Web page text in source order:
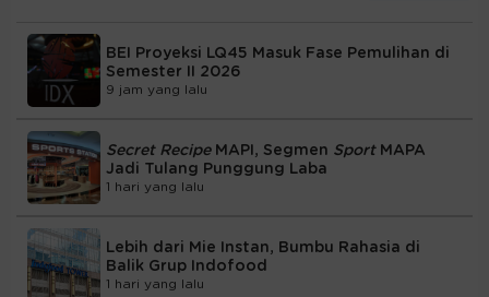
BEI Proyeksi LQ45 Masuk Fase Pemulihan di
Semester II 2026
9 jam yang lalu
Secret RecipeMAPI, Segmen Sport MAPA
Jadi Tulang Punggung Laba
1 hari yang lalu
Lebih dari Mie Instan, Bumbu Rahasia di
Balik Grup Indofood
1 hari yang lalu